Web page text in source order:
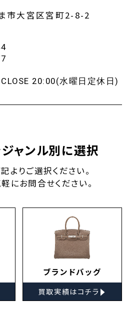
市大宮区宮町2-8-2
20:00(水曜日定休日)
ャンル別に選択
よりご選択ください。
にお問合せください。
ブランドバッグ
買取実績はコチラ ▸